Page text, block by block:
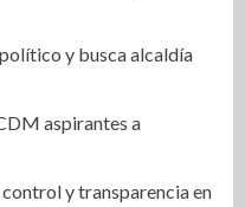
y busca alcaldía
aspirantes a
y transparencia en